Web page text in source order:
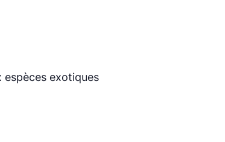
espèces exotiques